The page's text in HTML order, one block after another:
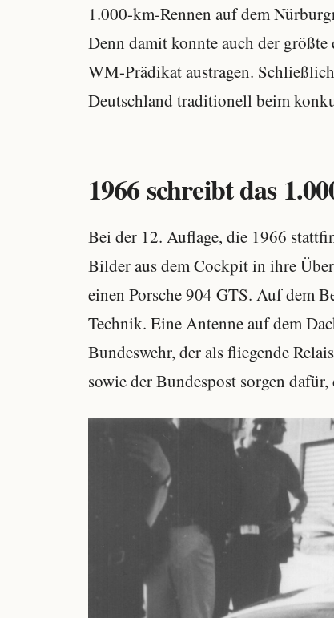
1.000-km-Rennen auf dem
Denn damit konnte auch der
WM-Prädikat austragen.
Deutschland traditionell beim
1966 schreibt das
Bei der 12. Auflage, die 1966
Bilder aus dem Cockpit in ihre
einen Porsche 904 GTS. Auf dem
Technik. Eine Antenne auf dem
Bundeswehr, der als fliegende
sowie der Bundespost sorgen